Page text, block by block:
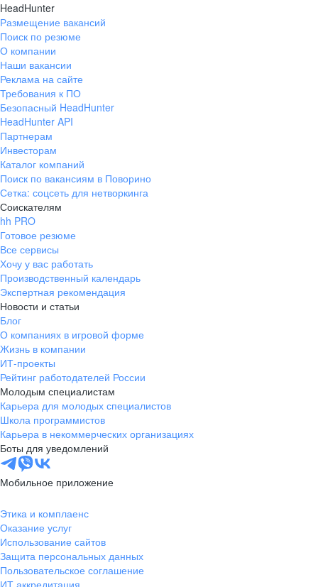
HeadHunter
Размещение вакансий
Поиск по резюме
О компании
Наши вакансии
Реклама на сайте
Требования к ПО
Безопасный HeadHunter
HeadHunter API
Партнерам
Инвесторам
Каталог компаний
Поиск по вакансиям в Поворино
Сетка: соцсеть для нетворкинга
Соискателям
hh PRO
Готовое резюме
Все сервисы
Хочу у вас работать
Производственный календарь
Экспертная рекомендация
Новости и статьи
Блог
О компаниях в игровой форме
Жизнь в компании
ИТ-проекты
Рейтинг работодателей России
Молодым специалистам
Карьера для молодых специалистов
Школа программистов
Карьера в некоммерческих организациях
Боты для уведомлений
Мобильное приложение
Этика и комплаенс
Оказание услуг
Использование сайтов
Защита персональных данных
Пользовательское соглашение